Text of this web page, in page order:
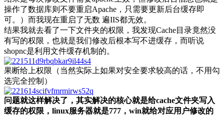
操作了数据库则不要重启Apache，只需要更新后台缓存即
可。）而我现在重启了无数 遍IIS都无效。
结果我就去看了一下文件夹的权限，我发现Cache目录竟然没
有写的权限，也就是我们修改后根本写不进缓存，而听说
shopnc是利用文件缓存机制的。
果断给上权限（当然实际上如果对安全要求较高的话，不用勾
选完全控制）
问题就这样解决了，其实解决的核心就是给cache文件夹写入
缓存的权限，linux服务器就是777，win就给对应用户修改的